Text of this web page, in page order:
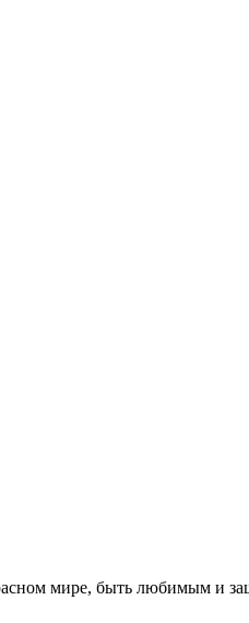
мире, быть любимым и